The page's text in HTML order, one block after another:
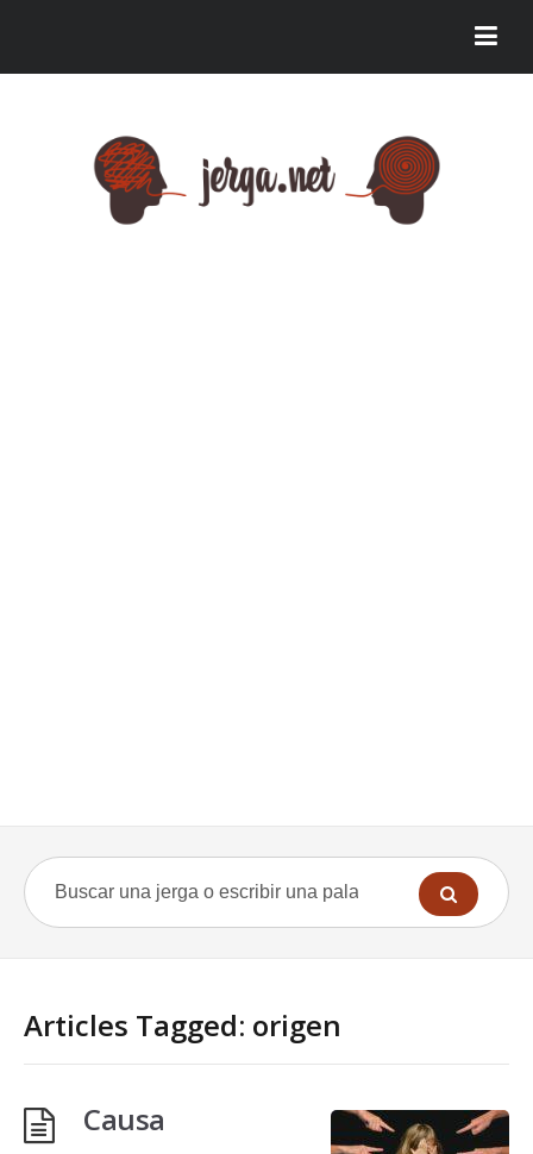
Articles Tagged: origen
Causa